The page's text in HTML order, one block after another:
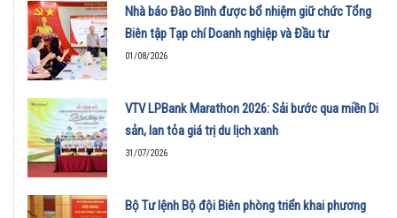
01/08/2026
Nhà báo Đào Bình được bổ nhiệm giữ chức Tổng
Biên tập Tạp chí Doanh nghiệp và Đầu tư
01/08/2026
VTV LPBank Marathon 2026: Sải bước qua miền Di
sản, lan tỏa giá trị du lịch xanh
31/07/2026
Bộ Tư lệnh Bộ đội Biên phòng triển khai phương